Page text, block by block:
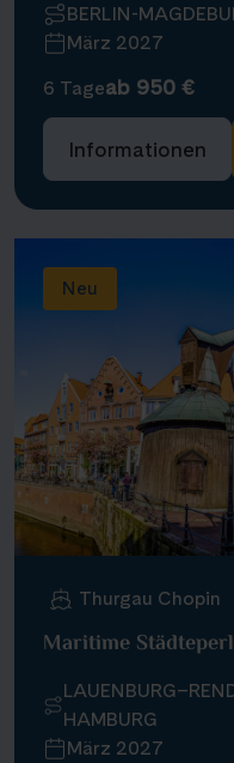
BERLIN-
März 2027
6 Tageab 950 €
Informationen
Neu
Thurgau Chopin
Maritime
HAMBURG
März 2027